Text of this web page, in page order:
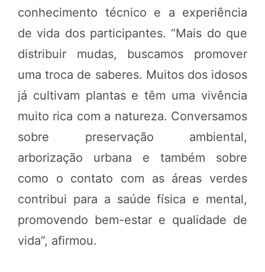
conhecimento técnico e a experiência
de vida dos participantes. “Mais do que
distribuir mudas, buscamos promover
uma troca de saberes. Muitos dos idosos
já cultivam plantas e têm uma vivência
muito rica com a natureza. Conversamos
sobre preservação ambiental,
arborização urbana e também sobre
como o contato com as áreas verdes
contribui para a saúde física e mental,
promovendo bem-estar e qualidade de
vida”, afirmou.